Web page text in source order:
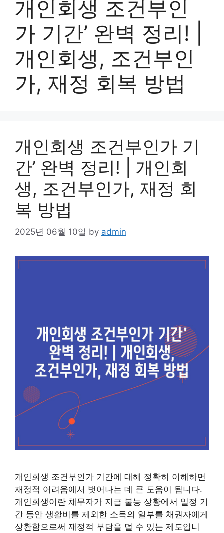
개인회생 조건부인
가 기간’ 완벽 정리! |
개인회생, 조건부인
가, 재정 회복 방법
개인회생 조건부인가 기
간’ 완벽 정리! | 개인회
생, 조건부인가, 재정 회
복 방법
2025년 06월 10일 by admin
개인회생 조건부인가 기간에 대해 정확히 이해하면
재정적 어려움에서 벗어나는 데 큰 도움이 됩니다.
개인회생이란 채무자가 지급 불능 상황에서 일정 기
간 동안 생활비를 제외한 소득의 일부를 채권자에게
상환함으로써 재정적 부담을 덜 수 있는 제도입니